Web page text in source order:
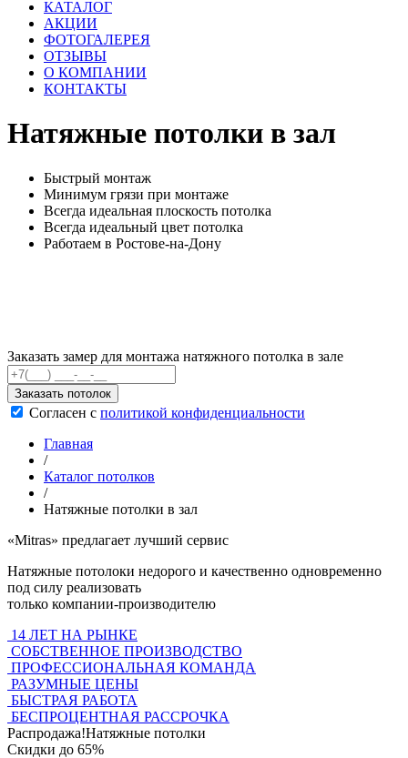
КАТАЛОГ
АКЦИИ
ФОТОГАЛЕРЕЯ
ОТЗЫВЫ
О КОМПАНИИ
КОНТАКТЫ
Натяжные потолки в зал
Быстрый монтаж
Минимум грязи при монтаже
Всегда идеальная плоскость потолка
Всегда идеальный цвет потолка
Работаем в Ростове-на-Дону
Заказать замер для монтажа натяжного потолка в зале
Заказать потолок
Согласен с политикой конфиденциальности
Главная
/
Каталог потолков
/
Натяжные потолки в зал
«Mitras» предлагает лучший сервис
Натяжные потолоки недорого и качественно одновременно
под силу реализовать
только компании-производителю
14 ЛЕТ НА РЫНКЕ
СОБСТВЕННОЕ ПРОИЗВОДСТВО
ПРОФЕССИОНАЛЬНАЯ КОМАНДА
РАЗУМНЫЕ ЦЕНЫ
БЫСТРАЯ РАБОТА
БЕСПРОЦЕНТНАЯ РАССРОЧКА
Распродажа!Натяжные потолки
Скидки до 65%